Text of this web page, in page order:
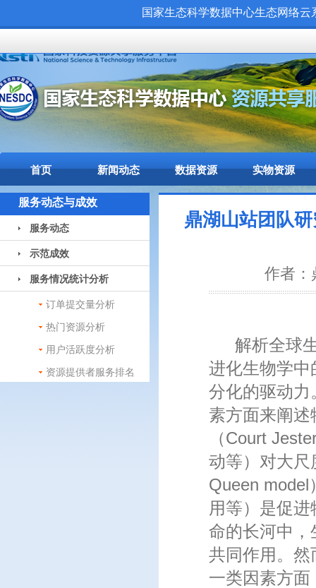
国家生态科学数据中心生态网络
首页 新闻动态 数据资源 实物资源
服务动态与成效
服务动态
示范成效
服务情况统计分析
订单提交量分析
热门资源分析
用户活跃度分析
资源提供者服务排名
鼎湖山站团队
作者
解析全球
进化生物学中
分化的驱动力
素方面来阐述
（Court
动等）对大尺
Queen
用等）是促
命的长河中，
共同作用。然
一类因素方